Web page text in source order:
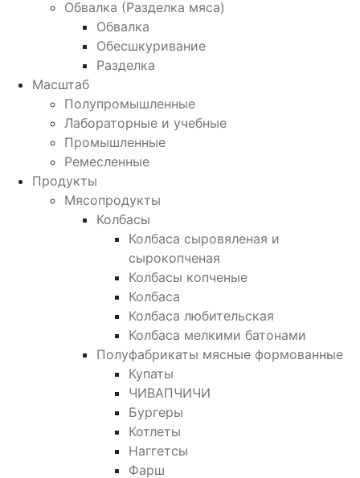
Обвалка (Разделка мяса)
Обвалка
Обесшкуривание
Разделка
Масштаб
Полупромышленные
Лабораторные и учебные
Промышленные
Ремесленные
Продукты
Мясопродукты
Колбасы
Колбаса сыровяленая и
сырокопченая
Колбасы копченые
Колбаса
Колбаса любительская
Колбаса мелкими батонами
Полуфабрикаты мясные формованные
Купаты
ЧИВАПЧИЧИ
Бургеры
Котлеты
Наггетсы
Фарш